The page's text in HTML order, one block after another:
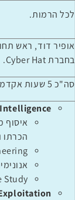
לכל הרמות.
אופיר דוד, ראש
בחברת .Cyber Hat
סה"כ 5 שעות אקדמיות.
איסוף
הכרתו
Study